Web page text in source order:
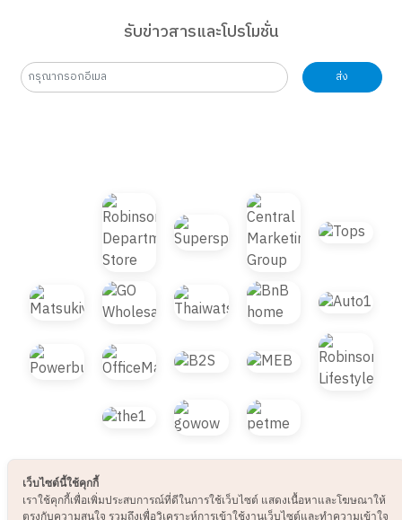
รับข่าวสารและโปรโมชั่น
ส่ง
© 2021 B2S CLUB, All rights reserved. Web
Design by1001click.
เว็บไซต์นี้ใช้คุกกี้
เราใช้คุกกี้เพื่อเพิ่มประสบการณ์ที่ดีในการใช้เว็บไซต์ แสดงเนื้อหาและโฆษณาให้
ตรงกับความสนใจ รวมถึงเพื่อวิเคราะห์การเข้าใช้งานเว็บไซต์และทำความเข้าใจ